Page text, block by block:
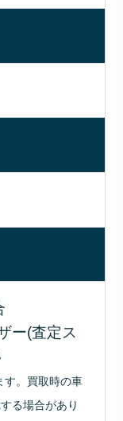
ー(査定ス
す。買取時の車
る場合があり